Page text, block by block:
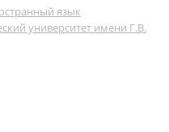
язык
университет имени Г.В.